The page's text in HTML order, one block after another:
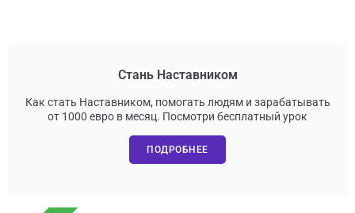
Стань Наставником
Как стать Наставником, помогать людям и зарабатывать
от 1000 евро в месяц. Посмотри бесплатный урок
ПОДРОБНЕЕ